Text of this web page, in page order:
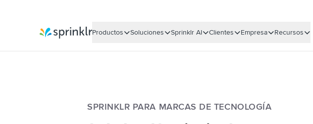
Productos Soluciones Sprinklr AI Clientes Empresa Recursos
SPRINKLR PARA MARCAS DE TECNOLOGÍA